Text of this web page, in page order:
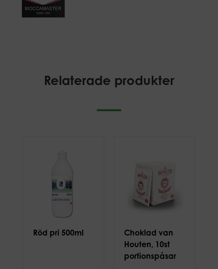
Relaterade produkter
Röd pri 500ml
Choklad van
Houten, 10st
portionspåsar